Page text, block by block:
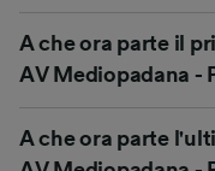
A che ora parte il
AV Mediopadana -
A che ora parte